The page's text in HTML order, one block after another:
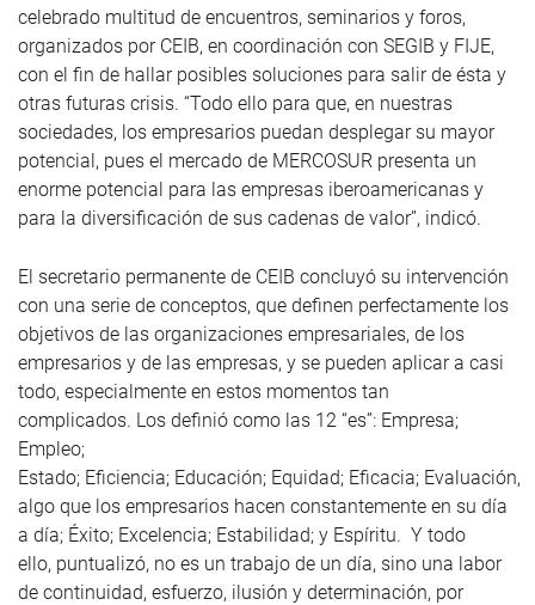
celebrado multitud de encuentros, seminarios y foros,
organizados por CEIB, en coordinación con SEGIB y FIJE,
con el fin de hallar posibles soluciones para salir de ésta y
otras futuras crisis. “Todo ello para que, en nuestras
sociedades, los empresarios puedan desplegar su mayor
potencial, pues el mercado de MERCOSUR presenta un
enorme potencial para las empresas iberoamericanas y
para la diversificación de sus cadenas de valor”, indicó.
El secretario permanente de CEIB concluyó su intervención
con una serie de conceptos, que definen perfectamente los
objetivos de las organizaciones empresariales, de los
empresarios y de las empresas, y se pueden aplicar a casi
todo, especialmente en estos momentos tan
complicados. Los definió como las 12 “es”: Empresa;
Empleo;
Estado; Eficiencia; Educación; Equidad; Eficacia; Evaluación,
algo que los empresarios hacen constantemente en su día
a día; Éxito; Excelencia; Estabilidad; y Espíritu. Y todo
ello, puntualizó, no es un trabajo de un día, sino una labor
de continuidad, esfuerzo, ilusión y determinación, por